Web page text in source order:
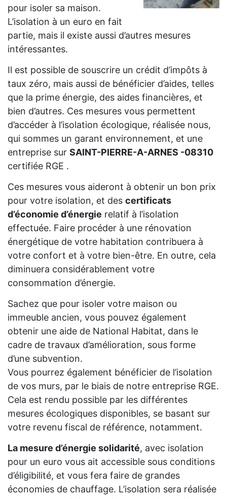
pour isoler sa maison.
L’isolation à un euro en fait
partie, mais il existe aussi d’autres mesures
intéressantes.
Il est possible de souscrire un crédit d’impôts à
taux zéro, mais aussi de bénéficier d’aides, telles
que la prime énergie, des aides financières, et
bien d’autres. Ces mesures vous permettent
d’accéder à l’isolation écologique, réalisée nous,
qui sommes un garant environnement, et une
entreprise sur SAINT-PIERRE-A-ARNES -08310
certifiée RGE .
Ces mesures vous aideront à obtenir un bon prix
pour votre isolation, et des certificats
d’économie d’énergie relatif à l’isolation
effectuée. Faire procéder à une rénovation
énergétique de votre habitation contribuera à
votre confort et à votre bien-être. En outre, cela
diminuera considérablement votre
consommation d’énergie.
Sachez que pour isoler votre maison ou
immeuble ancien, vous pouvez également
obtenir une aide de National Habitat, dans le
cadre de travaux d’amélioration, sous forme
d’une subvention.
Vous pourrez également bénéficier de l’isolation
de vos murs, par le biais de notre entreprise RGE.
Cela est rendu possible par les différentes
mesures écologiques disponibles, se basant sur
votre revenu fiscal de référence, notamment.
La mesure d’énergie solidarité, avec isolation
pour un euro vous ait accessible sous conditions
d’éligibilité, et vous fera faire de grandes
économies de chauffage. L’isolation sera réalisée